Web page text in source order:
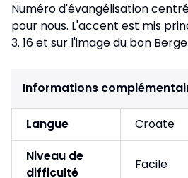
Numéro d'évangélisation
pour nous. L'accent est mis
3. 16 et sur l'image du bon
Informations
Langue
Croate
Niveau de
difficulté
Facile